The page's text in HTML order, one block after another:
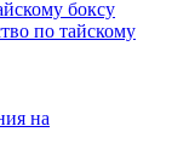
по тайскому